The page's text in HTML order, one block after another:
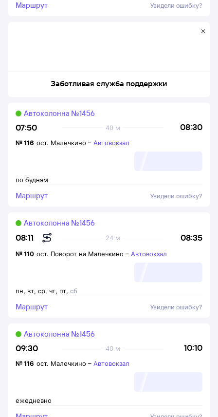
Маршрут Увидели ошибку?
Заботливая служба поддержки
07:50 08:30
40 м
Автоколонна №1456
по будням
№116 ост. Малечкино – Автовокзал
Маршрут Увидели ошибку?
08:11 08:35
24 м
Автоколонна №1456
пн, вт, ср, чт, пт, сб
№110 ост. Поворот на Малечкино – Автовокзал
Маршрут Увидели ошибку?
09:30 10:10
40 м
Автоколонна №1456
ежедневно
№116 ост. Малечкино – Автовокзал